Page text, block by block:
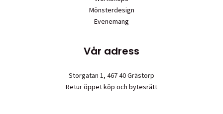
Mönsterdesign
Evenemang
Vår adress
Storgatan 1, 467 40 Grästorp
Retur öppet köp och bytesrätt